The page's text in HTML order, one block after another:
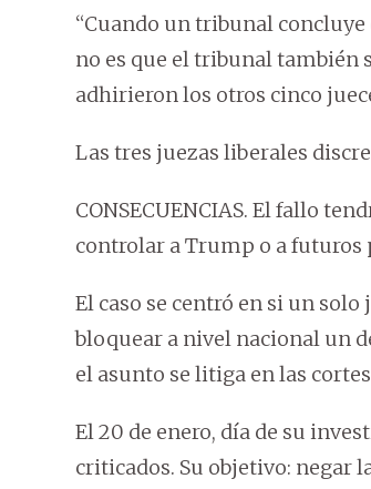
“Cuando un tribunal
no es que el tribunal también
adhirieron los otros cinco
Las tres juezas liberales
CONSECUENCIAS. El fallo
controlar a Trump o a futuros
El caso se centró en si un
bloquear a nivel nacional un
el asunto se litiga en las
El 20 de enero, día de su
criticados. Su objetivo: negar